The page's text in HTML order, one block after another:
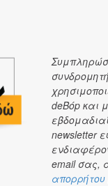
και κρουστά
Diabate:
deBόp και
newsletter
email σας,
απορρήτου